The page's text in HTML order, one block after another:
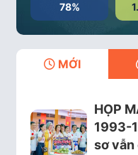
78%
MỚI
HỌP
1993-
sơ